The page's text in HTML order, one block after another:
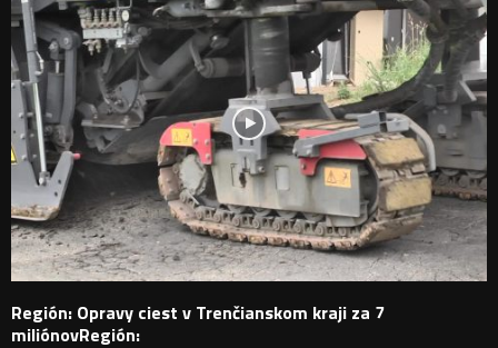
Región: Opravy ciest v Trenčianskom kraji za 7
miliónovRegión: